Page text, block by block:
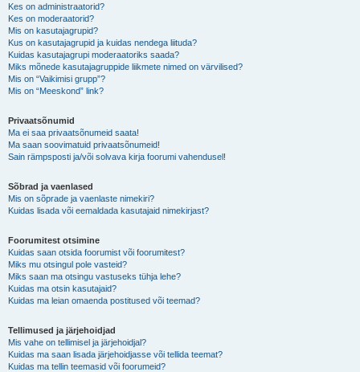
Kes on administraatorid?
Kes on moderaatorid?
Mis on kasutajagrupid?
Kus on kasutajagrupid ja kuidas nendega liituda?
Kuidas kasutajagrupi moderaatoriks saada?
Miks mõnede kasutajagruppide liikmete nimed on värvilised?
Mis on “Vaikimisi grupp”?
Mis on “Meeskond” link?
Privaatsõnumid
Ma ei saa privaatsõnumeid saata!
Ma saan soovimatuid privaatsõnumeid!
Sain rämpsposti ja/või solvava kirja foorumi vahendusel!
Sõbrad ja vaenlased
Mis on sõprade ja vaenlaste nimekiri?
Kuidas lisada või eemaldada kasutajaid nimekirjast?
Foorumitest otsimine
Kuidas saan otsida foorumist või foorumitest?
Miks mu otsingul pole vasteid?
Miks saan ma otsingu vastuseks tühja lehe?
Kuidas ma otsin kasutajaid?
Kuidas ma leian omaenda postitused või teemad?
Tellimused ja järjehoidjad
Mis vahe on tellimisel ja järjehoidjal?
Kuidas ma saan lisada järjehoidjasse või tellida teemat?
Kuidas ma tellin teemasid või foorumeid?